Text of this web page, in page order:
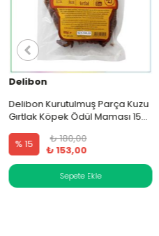
Delibon
Delibon Kurutulmuş Parça Kuzu
Gırtlak Köpek Ödül Maması 15
% 15
₺ 180,00
₺ 153,00